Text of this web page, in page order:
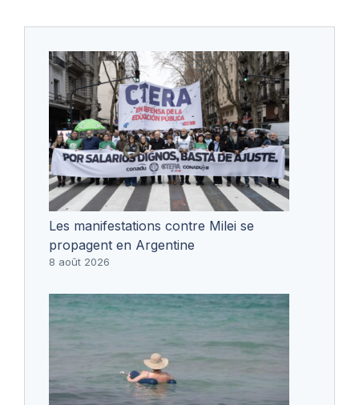
Les manifestations contre Milei se
propagent en Argentine
8 août 2026